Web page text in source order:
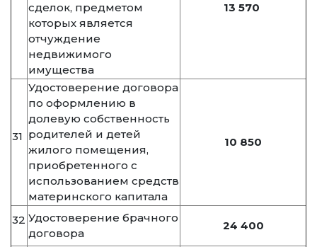
сделок, предметом
которых является
отчуждение
недвижимого
имущества
13 570
31
Удостоверение договора
по оформлению в
долевую собственность
родителей и детей
жилого помещения,
приобретенного с
использованием средств
материнского капитала
10 850
32 Удостоверение брачного
договора
24 400